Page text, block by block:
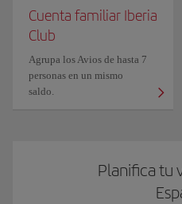
Cuenta familiar Iberia
Club
Agrupa los Avios de hasta 7
personas en un mismo
saldo.
Planifica tu